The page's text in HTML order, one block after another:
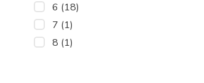
6 (18)
7 (1)
8 (1)